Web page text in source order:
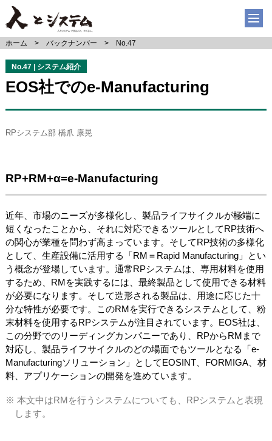
ホーム バックナンバー No.47
No.47 | システム紹介
EOS社でのe-Manufacturing
RPシステム部 橋爪 康晃
RP+RM+α=e-Manufacturing
近年、市場のニーズが多様化し、製品ライフサイクルが極端に
短くなったことから、それに対応できるツールとしてRP技術へ
の関心が業種を問わず高まっています。そしてRP技術の多様化
として、生産設備に活用する「RM＝Rapid Manufacturing」とい
う概念が登場しています。通常RPシステムは、専用材料を使用
するため、RMを実践するには、最終製品として使用できる材料
が必要になります。そして造形される製品は、用途に応じた十
分な特性が必要です。このRMを実行できるシステムとして、粉
末材料を使用するRPシステムが注目されています。EOS社は、
この分野でのリーディングカンパニーであり、RPからRMまで
対応し、製品ライフサイクルのどの場面でもツールとなる「e-
Manufacturingソリューション」としてEOSINT、FORMIGA、材
料、アプリケーションの開発を進めています。
※ 本文中はRMを行うシステムについても、RPシステムと表現
します。